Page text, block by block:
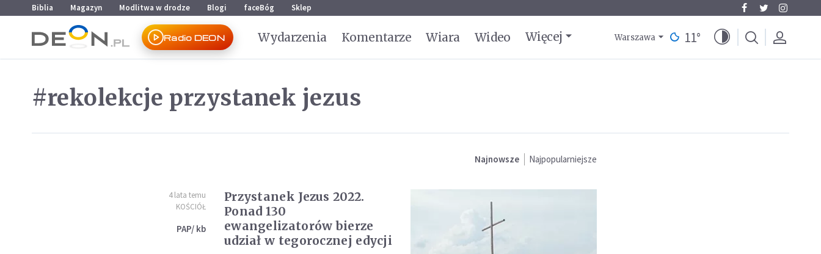
Przejdź do menu głównego
Przejdź do treści
Biblia Magazyn Modlitwa w drodze Blogi faceBóg Sklep
Radio DEON Wydarzenia Komentarze Wiara Wideo Więcej Warszawa 11°
#rekolekcje przystanek jezus
Najnowsze Najpopularniejsze
4 lata temu
KOŚCIÓŁ
PAP/ kb
Przystanek Jezus 2022.
Ponad 130
ewangelizatorów bierze
udział w tegorocznej edycji